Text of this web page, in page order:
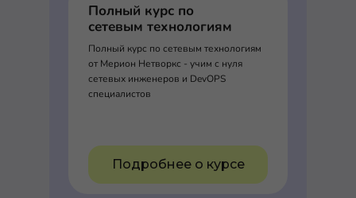
Полный курс по
сетевым технологиям
Полный курс по сетевым технологиям
от Мерион Нетворкс - учим с нуля
сетевых инженеров и DevOPS
специалистов
Подробнее о курсе